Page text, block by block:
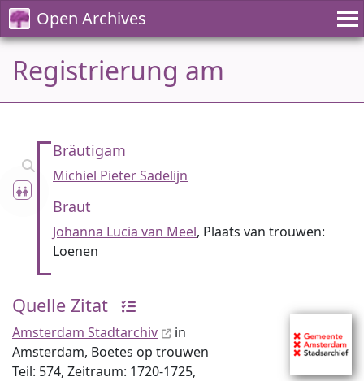
Open Archives
Registrierung am
Bräutigam
Michiel Pieter Sadelijn
Braut
Johanna Lucia van Meel, Plaats van trouwen:
Loenen
Quelle Zitat
Amsterdam Stadtarchiv
in
Amsterdam, Boetes op trouwen
Teil: 574, Zeitraum: 1720-1725,